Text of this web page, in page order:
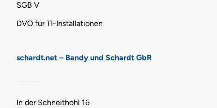
SGB V
DVO für TI-Installationen
schardt.net – Bandy und Schardt GbR
In der Schneithohl 16